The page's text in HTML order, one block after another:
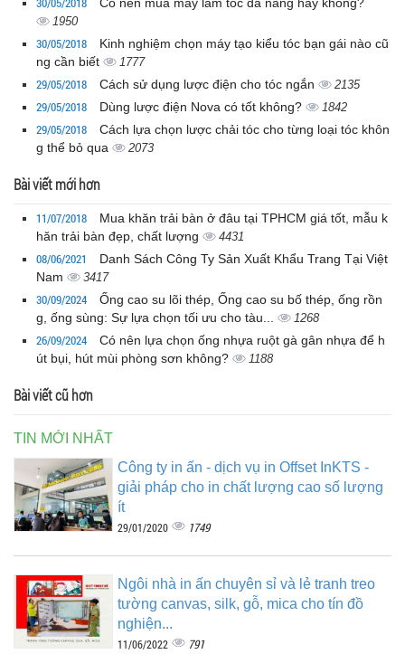
Có nên mua máy làm tóc đa năng hay không?
1950
30/05/2018
Kinh nghiệm chọn máy tạo kiểu tóc bạn gái nào cũ
ng cần biết
1777
29/05/2018 Cách sử dụng lược điện cho tóc ngắn 2135
29/05/2018 Dùng lược điện Nova có tốt không? 1842
29/05/2018
Cách lựa chọn lược chải tóc cho từng loại tóc khôn
g thể bỏ qua
2073
Bài viết mới hơn
11/07/2018
Mua khăn trải bàn ở đâu tại TPHCM giá tốt, mẫu k
hăn trải bàn đẹp, chất lượng
4431
08/06/2021
Danh Sách Công Ty Sản Xuất Khẩu Trang Tại Việt
Nam
3417
30/09/2024
Ống cao su lõi thép, Ống cao su bố thép, ống rồn
g, ống sùng: Sự lựa chọn tối ưu cho tàu...
1268
26/09/2024
Có nên lựa chọn ống nhựa ruột gà gân nhựa để h
út bụi, hút mùi phòng sơn không?
1188
Bài viết cũ hơn
TIN MỚI NHẤT
Công ty in ấn - dịch vụ in Offset InKTS -
giải pháp cho in chất lượng cao số lượng
ít
29/01/2020 1749
Ngôi nhà in ấn chuyên sỉ và lẻ tranh treo
tường canvas, silk, gỗ, mica cho tín đồ
nghiện...
11/06/2022 791